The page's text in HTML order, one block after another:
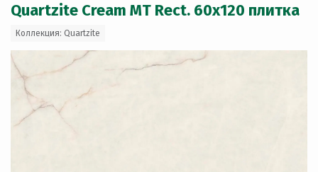
Quartzite Cream MT Rect. 60x120 плитка
Коллекция: Quartzite